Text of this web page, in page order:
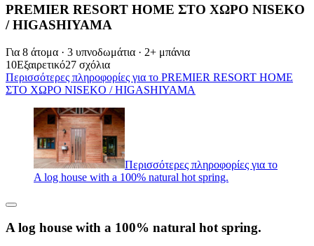
PREMIER RESORT HOME ΣΤΟ ΧΩΡΟ NISEKO
/ HIGASHIYAMA
Για 8 άτομα · 3 υπνοδωμάτια · 2+ μπάνια
10Εξαιρετικό27 σχόλια
Περισσότερες πληροφορίες για το PREMIER RESORT HOME
ΣΤΟ ΧΩΡΟ NISEKO / HIGASHIYAMA
Περισσότερες πληροφορίες για το
A log house with a 100% natural hot spring.
A log house with a 100% natural hot spring.